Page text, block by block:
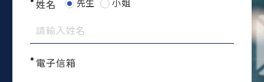
姓名 先生 小姐
電子信箱